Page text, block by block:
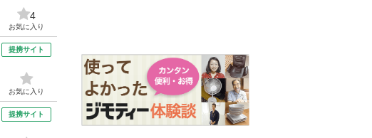
4
お気に入り
提携サイト
お気に入り
提携サイト